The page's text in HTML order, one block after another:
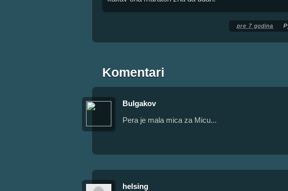
pre 7 godina
Komentari
Bulgakov
Pera je mala mica za Micu...
helsing